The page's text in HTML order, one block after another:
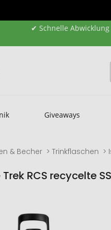
✔ Schnelle Abwicklung
Giveaways
& Becher Trinkflaschen
RCS recycelte